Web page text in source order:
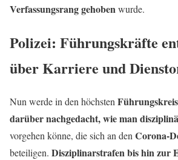
Verfassungsrang gehobenwurde.
Polizei: Führungskräfte
über Karriere und
Nun werde in den höchsten
darüber nachgedacht, wie man
vorgehen könne, die sich an den Corona-
beteiligen. Disziplinarstrafen bis hin zur